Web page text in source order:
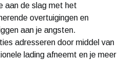
aan de slag met het
overtuigingen en
aan je angsten.
adresseren door middel van
lading afneemt en je meer